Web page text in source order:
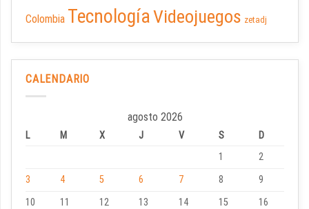
Colombia TecnologíaVideojuegos zetadj
CALENDARIO
agosto 2026
L M X J V S
D
1
2
3
4 5 6 7 8
9
10
11 12 13 14 15
16